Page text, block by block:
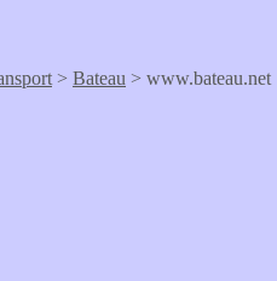
> Bateau > www.bateau.net